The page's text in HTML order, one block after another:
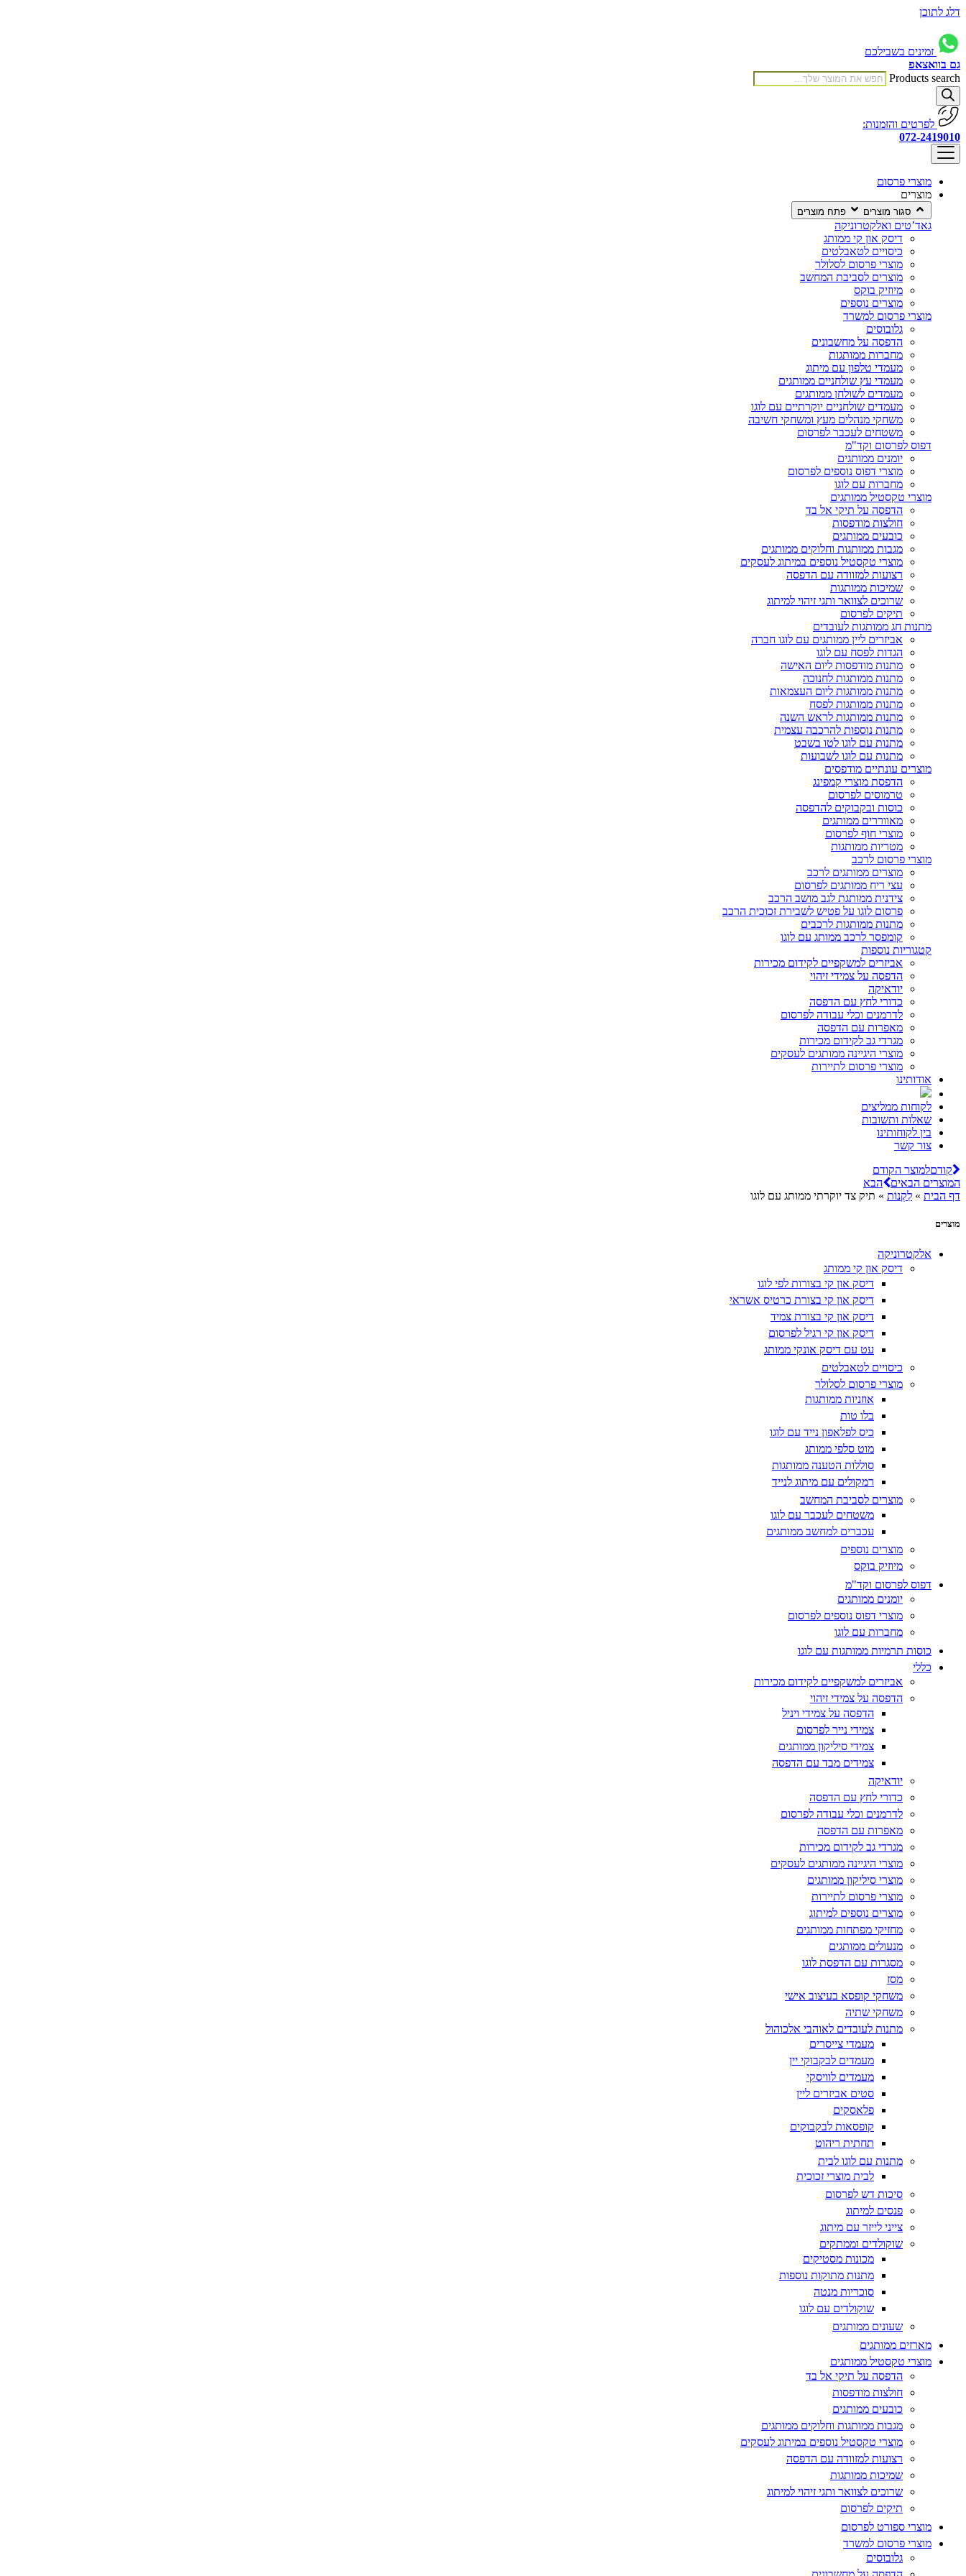
דלג לתוכן
זמינים בשבילכם
גם בוואצאפ
Products search
לפרטים והזמנות:
072-2419010
מוצרי פרסום
מוצרים
סגור מוצרים פתח מוצרים
גאד’טים ואלקטרוניקה
דיסק און קי ממותג
כיסויים לטאבלטים
מוצרי פרסום לסלולר
מוצרים לסביבת המחשב
מיוזיק בוקס
מוצרים נוספים
מוצרי פרסום למשרד
גלובוסים
הדפסה על מחשבונים
מחברות ממותגות
מעמדי טלפון עם מיתוג
מעמדי עץ שולחניים ממותגים
מעמדים לשולחן ממותגים
מעמדים שולחניים יוקרתיים עם לוגו
משחקי מנהלים מעץ ומשחקי חשיבה
משטחים לעכבר לפרסום
דפוס לפרסום וקד"מ
יומנים ממותגים
מוצרי דפוס נוספים לפרסום
מחברות עם לוגו
מוצרי טקסטיל ממותגים
הדפסה על תיקי אל בד
חולצות מודפסות
כובעים ממותגים
מגבות ממותגות וחלוקים ממותגים
מוצרי טקסטיל נוספים במיתוג לעסקים
רצועות למזוודה עם הדפסה
שמיכות ממותגות
שרוכים לצוואר ותגי זיהוי למיתוג
תיקים לפרסום
מתנות חג ממותגות לעובדים
אביזרים ליין ממותגים עם לוגו חברה
הגדות לפסח עם לוגו
מתנות מודפסות ליום האישה
מתנות ממותגות לחנוכה
מתנות ממותגות ליום העצמאות
מתנות ממותגות לפסח
מתנות ממותגות לראש השנה
מתנות נוספות להרכבה עצמית
מתנות עם לוגו לטו בשבט
מתנות עם לוגו לשבועות
מוצרים עונתיים מודפסים
הדפסת מוצרי קמפינג
טרמוסים לפרסום
כוסות ובקבוקים להדפסה
מאווררים ממותגים
מוצרי חוף לפרסום
מטריות ממותגות
מוצרי פרסום לרכב
מוצרים ממותגים לרכב
עצי ריח ממותגים לפרסום
צידנית ממותגת לגב מושב הרכב
פרסום לוגו על פטיש לשבירת זכוכית הרכב
מתנות ממותגות לרכבים
קומפסר לרכב ממותג עם לוגו
קטגוריות נוספות
אביזרים למשקפיים לקידום מכירות
הדפסה על צמידי זיהוי
יודאיקה
כדורי לחץ עם הדפסה
לדרמנים וכלי עבודה לפרסום
מאפרות עם הדפסה
מגרדי גב לקידום מכירות
מוצרי היגיינה ממותגים לעסקים
מוצרי פרסום לתיירות
אודותינו
לקוחות ממליצים
שאלות ותשובות
בין לקוחותינו
צור קשר
קודםלמוצר הקודם
המוצרים הבאים
הבא
דף הבית » לִקְנוֹת » תיק צד יוקרתי ממותג עם לוגו
מוצרים
אלקטרוניקה
דיסק און קי ממותג
דיסק און קי בצורות לפי לוגו
דיסק און קי בצורת כרטיס אשראי
דיסק און קי בצורת צמיד
דיסק און קי רגיל לפרסום
עט עם דיסק אונקי ממותג
כיסויים לטאבלטים
מוצרי פרסום לסלולר
אוזניות ממותגות
בלו טות
כיס לפלאפון נייד עם לוגו
מוט סלפי ממותג
סוללות הטענה ממותגות
רמקולים עם מיתוג לנייד
מוצרים לסביבת המחשב
משטחים לעכבר עם לוגו
עכברים למחשב ממותגים
מוצרים נוספים
מיוזיק בוקס
דפוס לפרסום וקד"מ
יומנים ממותגים
מוצרי דפוס נוספים לפרסום
מחברות עם לוגו
כוסות תרמיות ממותגות עם לוגו
כללי
אביזרים למשקפיים לקידום מכירות
הדפסה על צמידי זיהוי
הדפסה על צמידי ויניל
צמידי נייר לפרסום
צמידי סיליקון ממותגים
צמידים מבד עם הדפסה
יודאיקה
כדורי לחץ עם הדפסה
לדרמנים וכלי עבודה לפרסום
מאפרות עם הדפסה
מגרדי גב לקידום מכירות
מוצרי היגיינה ממותגים לעסקים
מוצרי סיליקון ממותגים
מוצרי פרסום לתיירות
מוצרים נוספים למיתוג
מחזיקי מפתחות ממותגים
מנעולים ממותגים
מסגרות עם הדפסת לוגו
מסז
משחקי קופסא בעיצוב אישי
משחקי שתיה
מתנות לעובדים לאוהבי אלכוהול
מעמדי צייסרים
מעמדים לבקבוקי יין
מעמדים לוויסקי
סטים אביזרים ליין
פלאסקים
קופסאות לבקבוקים
תחתית ריהוט
מתנות עם לוגו לבית
לבית מוצרי זכוכית
סיכות דש לפרסום
פנסים למיתוג
צייני לייזר עם מיתוג
שוקולדים וממתקים
מכונות מסטיקים
מתנות מתוקות נוספות
סוכריות מנטה
שוקולדים עם לוגו
שעונים ממותגים
מארזים ממותגים
מוצרי טקסטיל ממותגים
הדפסה על תיקי אל בד
חולצות מודפסות
כובעים ממותגים
מגבות ממותגות וחלוקים ממותגים
מוצרי טקסטיל נוספים במיתוג לעסקים
רצועות למזוודה עם הדפסה
שמיכות ממותגות
שרוכים לצוואר ותגי זיהוי למיתוג
תיקים לפרסום
מוצרי ספורט לפרסום
מוצרי פרסום למשרד
גלובוסים